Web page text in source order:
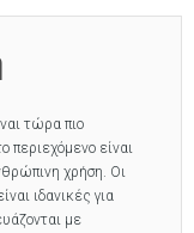
τώρα πιο
περιεχόμενο είναι
χρήση. Οι
ιδανικές για
με